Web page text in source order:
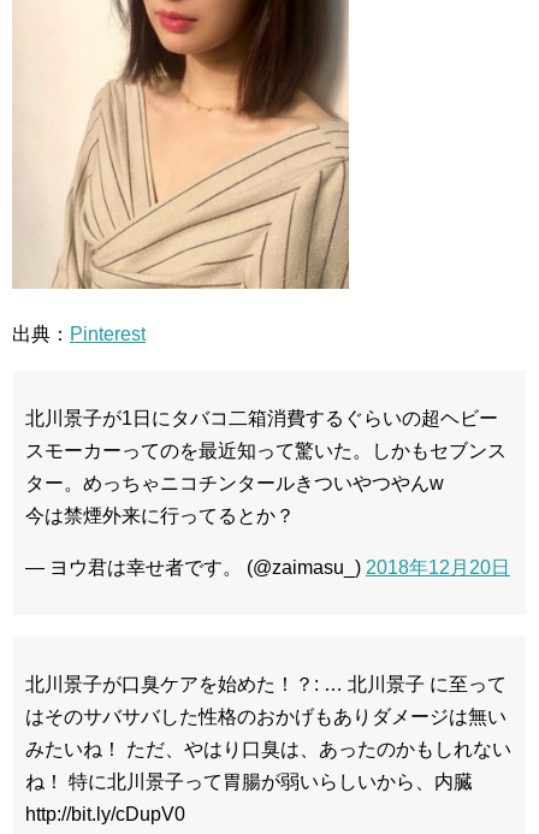
出典： Pinterest
北川景子が1日にタバコ二箱消費するぐらいの超ヘビー
スモーカーってのを最近知って驚いた。しかもセブンス
ター。めっちゃニコチンタールきついやつやんw
今は禁煙外来に行ってるとか？
— ヨウ君は幸せ者です。 (@zaimasu_) 2018年12月20日
北川景子が口臭ケアを始めた！？: … 北川景子 に至って
はそのサバサバした性格のおかげもありダメージは無い
みたいね！ ただ、やはり口臭は、あったのかもしれない
ね！ 特に北川景子って胃腸が弱いらしいから、内臓
http://bit.ly/cDupV0